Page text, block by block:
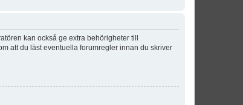
kan också ge extra behörigheter till
att du läst eventuella forumregler innan du skriver